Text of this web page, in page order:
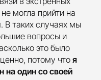
могла прийти на
В таких случаях мы
вопросы и
это было
потому чтоя
на один со своей